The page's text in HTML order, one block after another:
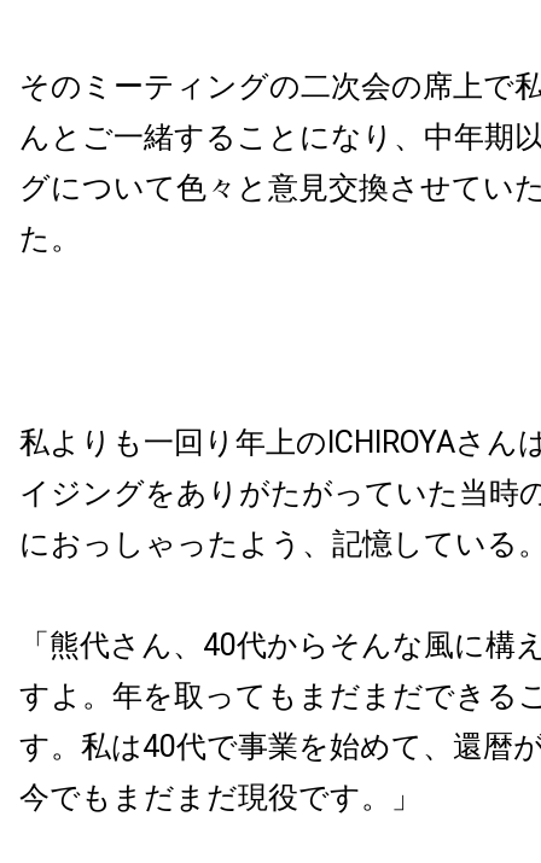
そのミーティングの二次会の席上で
んとご一緒することになり、中年期
グについて色々と意見交換させてい
た。
私よりも一回り年上のICHIROYAさん
イジングをありがたがっていた当時
におっしゃったよう、記憶している
「熊代さん、40代からそんな風に構
すよ。年を取ってもまだまだできる
す。私は40代で事業を始めて、還暦
今でもまだまだ現役です。」